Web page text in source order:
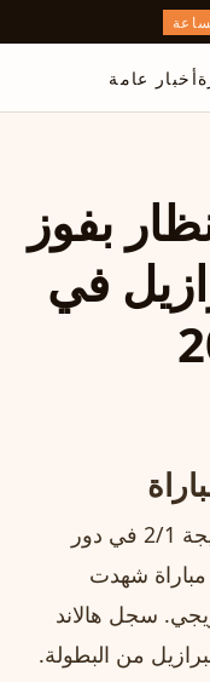
أخبار عامة
بفوز
في
فاز منتخب النرويج على البرازيل بنتيجة 2/1 في دور
العالم 2026، في مباراة شهدت
سجل هالاند
من البطولة.